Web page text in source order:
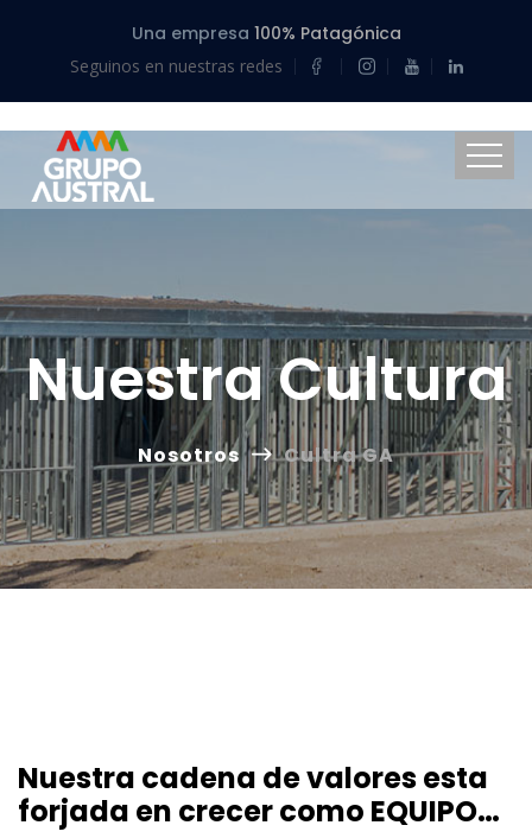
Una empresa 100% Patagónica
Seguinos en nuestras redes
Nuestra Cultura
Nosotros Cultra GA
Nuestra cadena de valores esta
forjada en crecer como EQUIPO…